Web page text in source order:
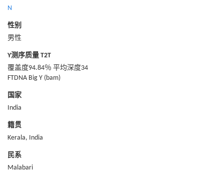
N
性别
男性
Y测序质量 T2T
覆盖度94.84％ 平均深度34
FTDNA Big Y (bam)
国家
India
籍贯
Kerala, India
民系
Malabari